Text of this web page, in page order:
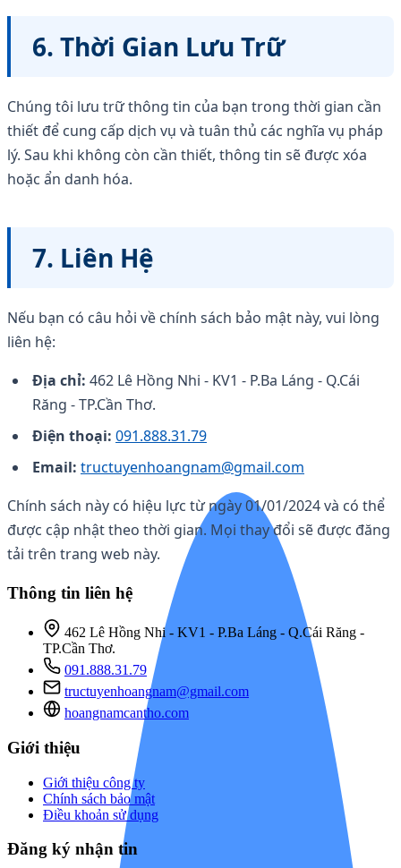
6. Thời Gian Lưu Trữ
Chúng tôi lưu trữ thông tin của bạn trong thời gian cần
thiết để cung cấp dịch vụ và tuân thủ các nghĩa vụ pháp
lý. Sau khi không còn cần thiết, thông tin sẽ được xóa
hoặc ẩn danh hóa.
7. Liên Hệ
Nếu bạn có câu hỏi về chính sách bảo mật này, vui lòng
liên hệ:
Địa chỉ: 462 Lê Hồng Nhi - KV1 - P.Ba Láng - Q.Cái
Răng - TP.Cần Thơ.
Điện thoại: 091.888.31.79
Email: tructuyenhoangnam@gmail.com
Chính sách này có hiệu lực từ ngày 01/01/2024 và có thể
được cập nhật theo thời gian. Mọi thay đổi sẽ được đăng
tải trên trang web này.
Thông tin liên hệ
462 Lê Hồng Nhi - KV1 - P.Ba Láng - Q.Cái Răng -
TP.Cần Thơ.
091.888.31.79
tructuyenhoangnam@gmail.com
hoangnamcantho.com
Giới thiệu
Giới thiệu công ty
Chính sách bảo mật
Điều khoản sử dụng
Đăng ký nhận tin